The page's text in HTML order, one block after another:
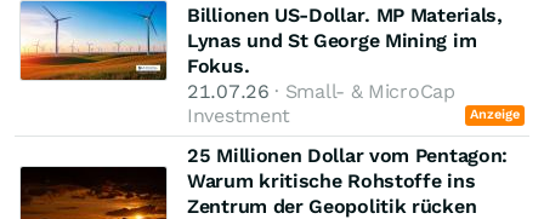
Billionen US-Dollar. MP Materials,
Lynas und St George Mining im
Fokus.
21.07.26 · Small- & MicroCap
Investment
Anzeige
25 Millionen Dollar vom Pentagon:
Warum kritische Rohstoffe ins
Zentrum der Geopolitik rücken